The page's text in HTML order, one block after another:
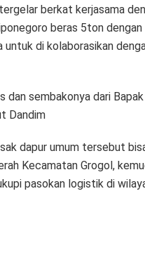
berkat kerjasama
beras 5ton
di kolaborasikan
dan sembakonya dari
Dandim
dapur umum tersebut
Kecamatan Grogol,
pasokan logistik di